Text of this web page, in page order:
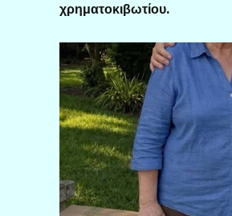
χρηματοκιβωτίου.